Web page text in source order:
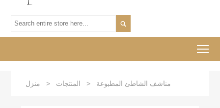

منزل > المنتجات > مناشف الشاطئ المطبوعة